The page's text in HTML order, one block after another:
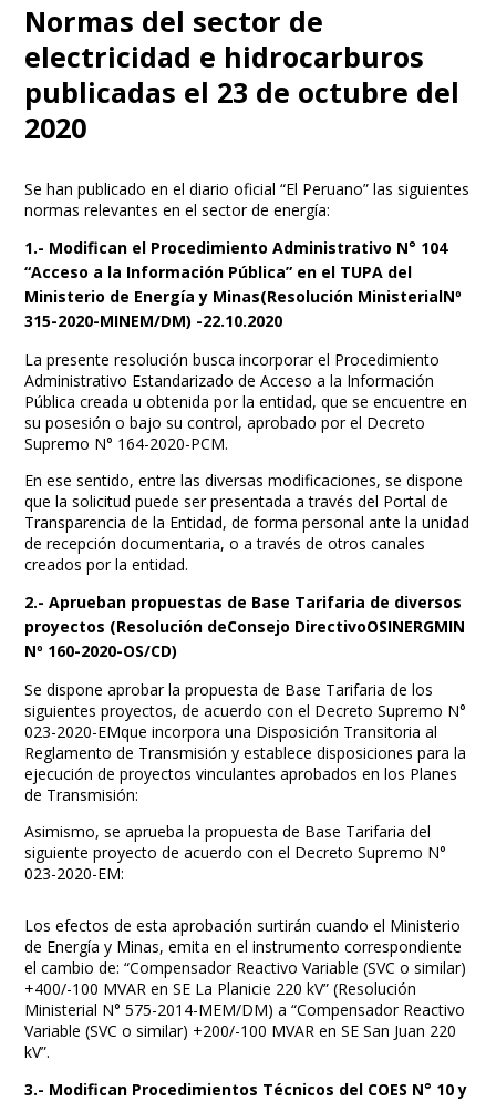
Normas del sector de
electricidad e hidrocarburos
publicadas el 23 de octubre del
2020
Se han publicado en el diario oficial “El Peruano” las siguientes
normas relevantes en el sector de energía:
1.- Modifican el Procedimiento Administrativo N° 104
“Acceso a la Información Pública” en el TUPA del
Ministerio de Energía y Minas(Resolución MinisterialNº
315-2020-MINEM/DM) -22.10.2020
La presente resolución busca incorporar el Procedimiento
Administrativo Estandarizado de Acceso a la Información
Pública creada u obtenida por la entidad, que se encuentre en
su posesión o bajo su control, aprobado por el Decreto
Supremo N° 164-2020-PCM.
En ese sentido, entre las diversas modificaciones, se dispone
que la solicitud puede ser presentada a través del Portal de
Transparencia de la Entidad, de forma personal ante la unidad
de recepción documentaria, o a través de otros canales
creados por la entidad.
2.- Aprueban propuestas de Base Tarifaria de diversos
proyectos (Resolución deConsejo DirectivoOSINERGMIN
Nº 160-2020-OS/CD)
Se dispone aprobar la propuesta de Base Tarifaria de los
siguientes proyectos, de acuerdo con el Decreto Supremo N°
023-2020-EMque incorpora una Disposición Transitoria al
Reglamento de Transmisión y establece disposiciones para la
ejecución de proyectos vinculantes aprobados en los Planes
de Transmisión:
Asimismo, se aprueba la propuesta de Base Tarifaria del
siguiente proyecto de acuerdo con el Decreto Supremo N°
023-2020-EM:
Los efectos de esta aprobación surtirán cuando el Ministerio
de Energía y Minas, emita en el instrumento correspondiente
el cambio de: “Compensador Reactivo Variable (SVC o similar)
+400/-100 MVAR en SE La Planicie 220 kV” (Resolución
Ministerial N° 575-2014-MEM/DM) a “Compensador Reactivo
Variable (SVC o similar) +200/-100 MVAR en SE San Juan 220
kV”.
3.- Modifican Procedimientos Técnicos del COES N° 10 y